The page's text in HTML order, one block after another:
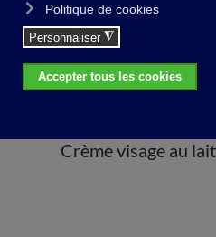
Home Traitement de la peau
d'ânesse -
Crème visage au